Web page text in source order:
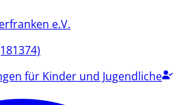
e.V.
für Kinder und Jugendliche